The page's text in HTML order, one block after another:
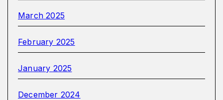
March 2025
February 2025
January 2025
December 2024